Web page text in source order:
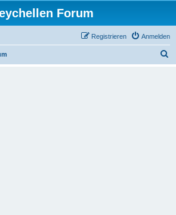
Forum
Anmelden
Registrieren